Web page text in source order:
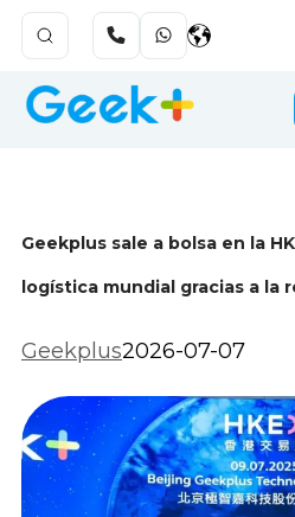
Geekplus sale a bolsa en la
logística mundial gracias a la
Geekplus2026-07-07